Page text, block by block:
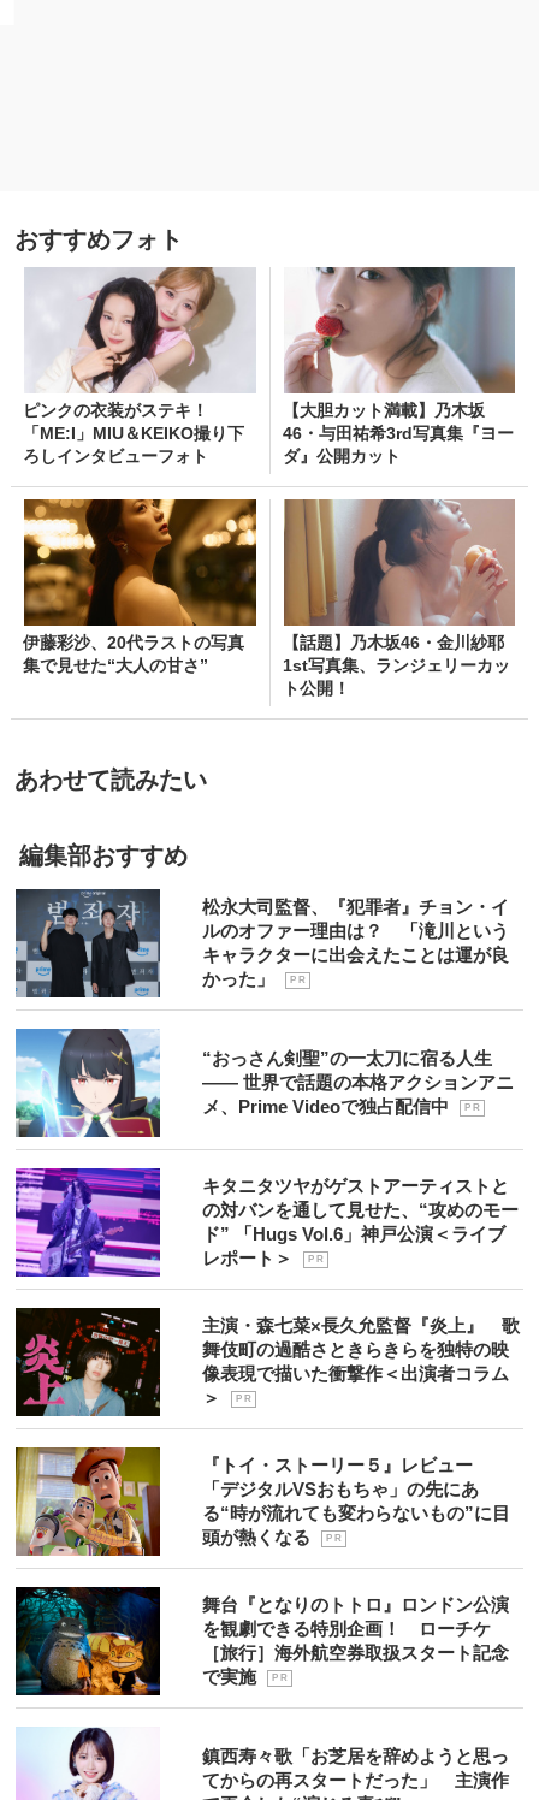
おすすめフォト
ピンクの衣装がステキ！
「ME:I」MIU＆KEIKO撮り下
ろしインタビューフォト
【大胆カット満載】乃木坂
46・与田祐希3rd写真集『ヨー
ダ』公開カット
伊藤彩沙、20代ラストの写真
集で見せた“大人の甘さ”
【話題】乃木坂46・金川紗耶
1st写真集、ランジェリーカッ
ト公開！
あわせて読みたい
編集部おすすめ
松永大司監督、『犯罪者』チョン・イ
ルのオファー理由は？ 「滝川という
キャラクターに出会えたことは運が良
かった」
P R
“おっさん剣聖”の一太刀に宿る人生
―― 世界で話題の本格アクションアニ
メ、Prime Videoで独占配信中
P R
キタニタツヤがゲストアーティストと
の対バンを通して見せた、“攻めのモー
ド” 「Hugs Vol.6」神戸公演＜ライブ
レポート＞
P R
主演・森七菜×長久允監督『炎上』 歌
舞伎町の過酷さときらきらを独特の映
像表現で描いた衝撃作＜出演者コラム
＞
P R
『トイ・ストーリー５』レビュー
「デジタルVSおもちゃ」の先にあ
る“時が流れても変わらないもの”に目
頭が熱くなる
P R
舞台『となりのトトロ』ロンドン公演
を観劇できる特別企画！ ローチケ
［旅行］海外航空券取扱スタート記念
で実施
P R
鎮西寿々歌「お芝居を辞めようと思っ
てからの再スタートだった」 主演作